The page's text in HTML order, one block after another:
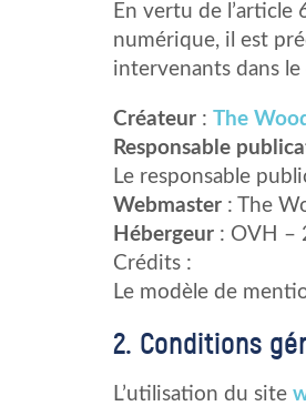
En vertu de
numérique, il est
intervenants dans
Créateur : The
Responsable
Le responsable
Webmaster : The
Hébergeur : OVH –
Crédits :
Le modèle de
2. Conditions
L’utilisation du site